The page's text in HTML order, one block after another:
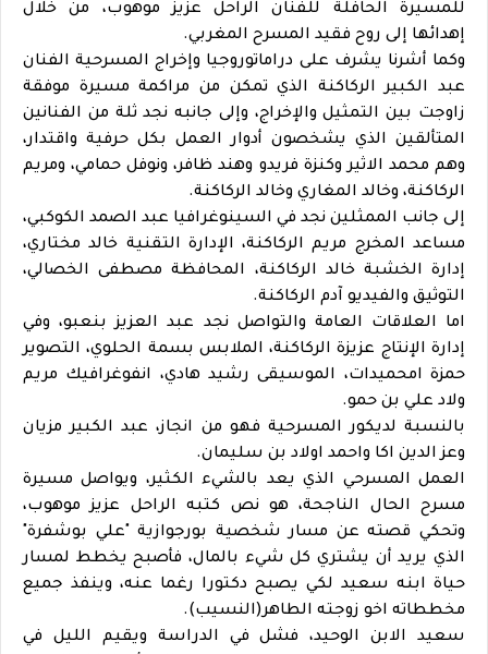
للمسيرة الحافلة للفنان الراحل عزيز موهوب، من خلال
إهدائها إلى روح فقيد المسرح المغربي.
وكما أشرنا يشرف على دراماتوروجيا وإخراج المسرحية الفنان
عبد الكبير الركاكنة الذي تمكن من مراكمة مسيرة موفقة
زاوجت بين التمثيل والإخراج، وإلى جانبه نجد ثلة من الفنانين
المتألقين الذي يشخصون أدوار العمل بكل حرفية واقتدار،
وهم محمد الاثير وكنزة فريدو وهند ظافر، ونوفل حمامي، ومريم
الركاكنة، وخالد المغاري وخالد الركاكنة.
إلى جانب الممثلين نجد في السينوغرافيا عبد الصمد الكوكبي،
مساعد المخرج مريم الركاكنة، الإدارة التقنية خالد مختاري،
إدارة الخشبة خالد الركاكنة، المحافظة مصطفى الخصالي،
التوثيق والفيديو آدم الركاكنة.
اما العلاقات العامة والتواصل نجد عبد العزيز بنعبو، وفي
إدارة الإنتاج عزيزة الركاكنة، الملابس بسمة الحلوي، التصوير
حمزة امحميدات، الموسيقى رشيد هادي، انفوغرافيك مريم
ولاد علي بن حمو.
بالنسبة لديكور المسرحية فهو من انجاز، عبد الكبير مزيان
وعز الدين اكا واحمد اولاد بن سليمان.
العمل المسرحي الذي يعد بالشيء الكثير، ويواصل مسيرة
مسرح الحال الناجحة، هو نص كتبه الراحل عزيز موهوب،
وتحكي قصته عن مسار شخصية بورجوازية "علي بوشفرة"
الذي يريد أن يشتري كل شيء بالمال، فأصبح يخطط لمسار
حياة ابنه سعيد لكي يصبح دكتورا رغما عنه، وينفذ جميع
مخططاته اخو زوجته الطاهر(النسيب).
سعيد الابن الوحيد، فشل في الدراسة ويقيم الليل في